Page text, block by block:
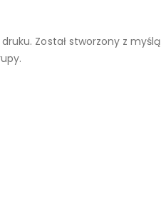
Został stworzony z myślą